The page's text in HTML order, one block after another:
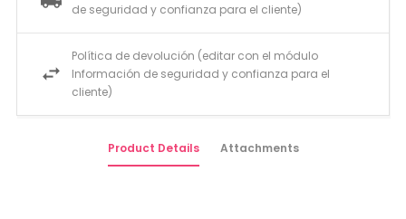
de seguridad y confianza para el cliente)
Política de devolución (editar con el módulo
Información de seguridad y confianza para el
cliente)
Product Details Attachments